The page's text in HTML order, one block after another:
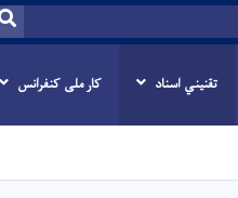
تقنیني اسناد کار ملی کنفرانس